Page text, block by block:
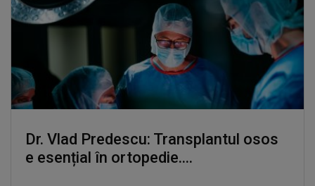
Dr. Vlad Predescu: Transplantul osos
e esențial în ortopedie....